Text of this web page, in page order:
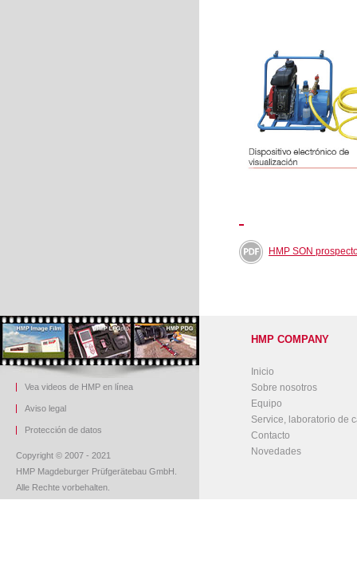
HMP SON
Vea videos de HMP en línea
Aviso legal
Protección de datos
Copyright © 2007 - 2021
HMP Magdeburger Prüfgerätebau GmbH.
Alle Rechte vorbehalten.
HMP COMPANY
Inicio
Sobre nosotros
Equipo
Service, laboratorio de
Contacto
Novedades